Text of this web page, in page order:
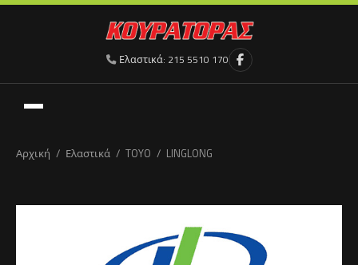
Ελαστικά: 215 5510 170
Αρχική / Ελαστικά / TOYO / LINGLONG